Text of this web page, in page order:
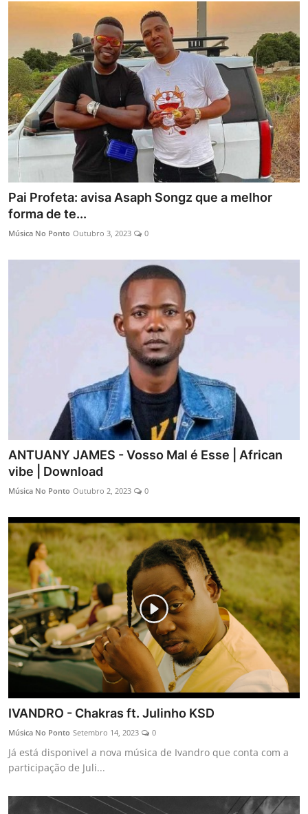
Pai Profeta: avisa Asaph Songz que a melhor
forma de te...
Música No Ponto Outubro 3, 2023 0
ANTUANY JAMES - Vosso Mal é Esse | African
vibe | Download
Música No Ponto Outubro 2, 2023 0
IVANDRO - Chakras ft. Julinho KSD
Música No Ponto Setembro 14, 2023 0
Já está disponivel a nova música de Ivandro que conta com a
participação de Juli...